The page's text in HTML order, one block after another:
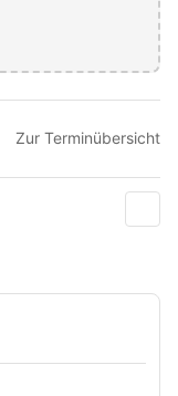
Zur Terminübersicht